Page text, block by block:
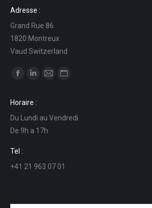
Adresse :
Grand Rue 86
1820 Montreux
Vaud Switzerland
Ci puoi trovare su:
opens
in
new
window
opens
in
new
in
opens
Horaire :
Du Lundi au Vendredi
De 9h a 17h
Tel :
+41 21 963 07 01